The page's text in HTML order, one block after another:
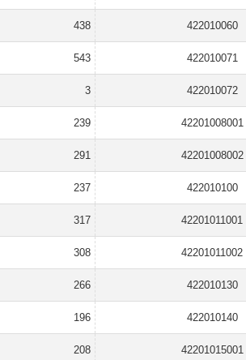
438 422010060
543 422010071
3 422010072
239 42201008001
291 42201008002
237 422010100
317 42201011001
308 42201011002
266 422010130
196 422010140
208 42201015001